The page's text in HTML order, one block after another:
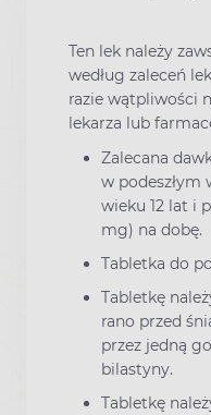
Ten lek należy
według zaleceń
razie wątpliwości
lekarza lub
Zalecana
w podeszłym
wieku 12 lat i
mg) na dobę.
Tabletka do
Tabletkę
rano przed
przez jedną
bilastyny.
Tabletkę